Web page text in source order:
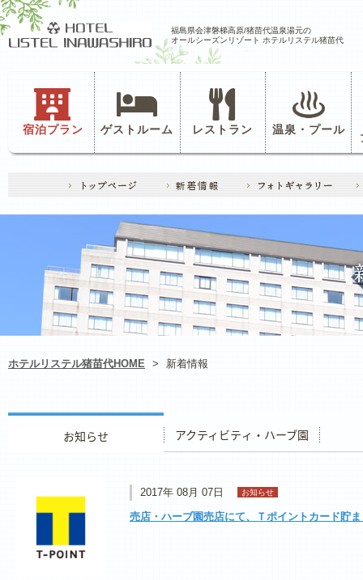
福島県会津磐梯高原/猪苗代温泉湯元の
オールシーズンリゾート ホテルリステル猪苗代
宿泊プラン ゲストルーム レストラン 温泉・プール
ホテルリステル猪苗代HOME > 新着情報
2017年 08月 07日 お知らせ
売店・ハーブ園売店にて、Ｔポイントカード貯